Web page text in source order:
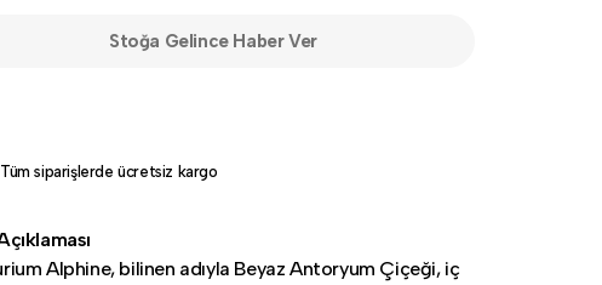
Stoğa Gelince Haber Ver
Tüm siparişlerde ücretsiz kargo
Alphine, bilinen adıyla Beyaz Antoryum Çiçeği, iç